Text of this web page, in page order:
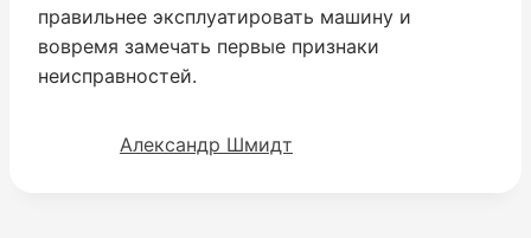
правильнее эксплуатировать машину и
вовремя замечать первые признаки
неисправностей.
Александр Шмидт